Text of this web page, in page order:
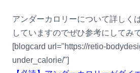
アンダーカロリーについて詳しく
していますのでぜひ参考にしてみ
[blogcard url="https://retio-
under_calorie/"]